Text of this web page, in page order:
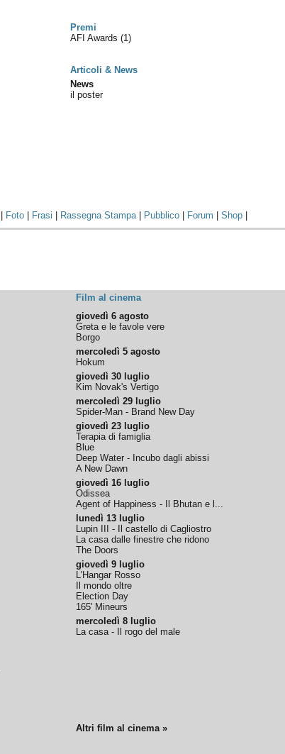
Premi
AFI Awards(1)
Articoli & News
News
il poster
Foto Frasi Rassegna Stampa| Pubblico Forum |Shop
Film al cinema
giovedì 6 agosto
Greta e le favole vere
Borgo
mercoledì 5 agosto
Hokum
giovedì 30 luglio
Kim Novak's Vertigo
mercoledì 29 luglio
Spider-Man - Brand New Day
giovedì 23 luglio
Terapia di famiglia
Blue
Deep Water - Incubo dagli abissi
A New Dawn
giovedì 16 luglio
Odissea
Agent of Happiness - Il Bhutan e l...
lunedì 13 luglio
Lupin III - Il castello di Cagliostro
La casa dalle finestre che ridono
The Doors
giovedì 9 luglio
L'Hangar Rosso
Il mondo oltre
Election Day
165' Mineurs
mercoledì 8 luglio
La casa - Il rogo del male
Altri film al cinema »